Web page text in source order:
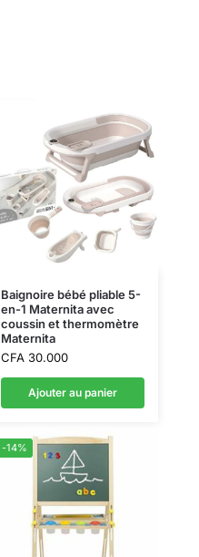
Baignoire bébé pliable 5-
en-1 Maternita avec
coussin et thermomètre
Maternita
CFA30.000
Ajouter au panier
-14%